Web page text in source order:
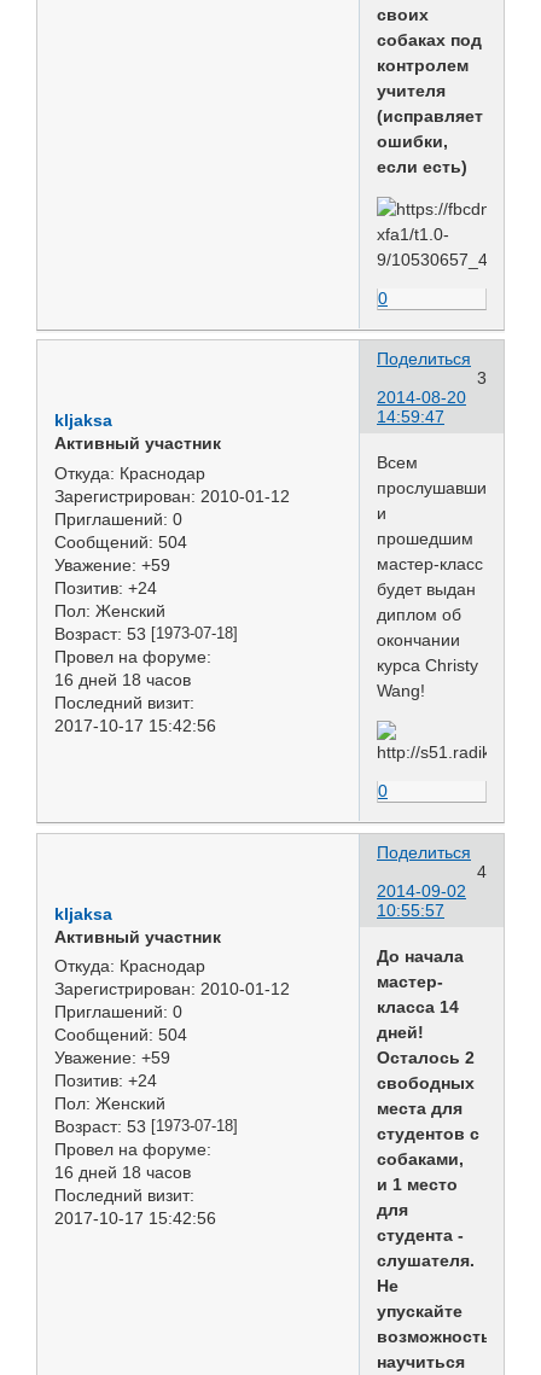
своих
собаках под
контролем
учителя
(исправляет
ошибки,
если есть)
0
Поделиться
3
2014-08-20
14:59:47
kljaksa
Активный участник
Откуда: Краснодар
Зарегистрирован: 2010-01-12
Приглашений: 0
Сообщений: 504
Уважение: +59
Позитив: +24
Пол: Женский
Возраст: 53 [1973-07-18]
Провел на форуме:
16 дней 18 часов
Последний визит:
2017-10-17 15:42:56
Всем
прослушавшим
и
прошедшим
мастер-класс
будет выдан
диплом об
окончании
курса Christy
Wang!
0
Поделиться
4
2014-09-02
10:55:57
kljaksa
Активный участник
Откуда: Краснодар
Зарегистрирован: 2010-01-12
Приглашений: 0
Сообщений: 504
Уважение: +59
Позитив: +24
Пол: Женский
Возраст: 53 [1973-07-18]
Провел на форуме:
16 дней 18 часов
Последний визит:
2017-10-17 15:42:56
До начала
мастер-
класса 14
дней!
Осталось 2
свободных
места для
студентов с
собаками,
и 1 место
для
студента -
слушателя.
Не
упускайте
возможность
научиться